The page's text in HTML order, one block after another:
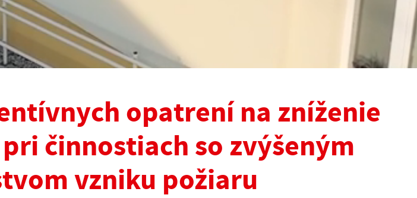
opatrení na zníženie
činnostiach so zvýšeným
vzniku požiaru